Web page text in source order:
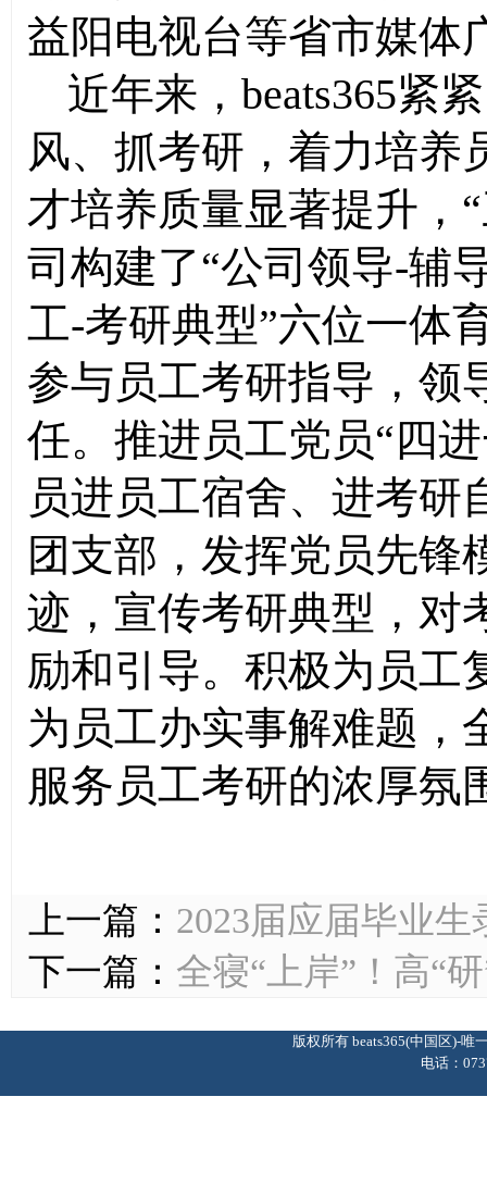
益阳电视台等省市媒体
近年来，beats365紧
风、抓考研，着力培养
才培养质量显著提升，
司构建了“公司领导-辅
工-考研典型”六位一体
参与员工考研指导，领
任。推进员工党员“四
员进员工宿舍、进考研
团支部 ，发挥党员先
迹，宣传考研典型，对
励和引导。积极为员工
为员工办实事解难题，
服务员工考研的浓厚氛
上一篇： 2023届应届毕业
下一篇： 全寝“上岸”！高“
版权所有 beats365(中国区)-
电话：